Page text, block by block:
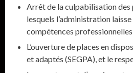
Arrêt de la culpabilisation des
lesquels l’administration
compétences
L’ouverture de places en
et adaptés (SEGPA), et le